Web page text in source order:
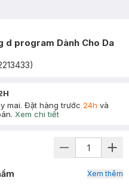
d program Dành Cho Da
)
mai. Đặt hàng trước 24h và
Xem chi tiết
Xem thêm